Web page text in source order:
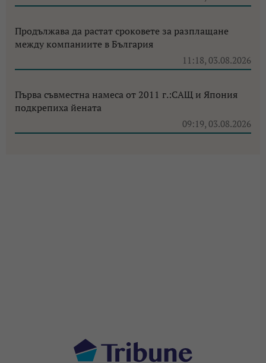
Продължава да растат сроковете за разплащане
между компаниите в България
11:18, 03.08.2026
Първа съвместна намеса от 2011 г.:САЩ и Япония
подкрепиха йената
09:19, 03.08.2026